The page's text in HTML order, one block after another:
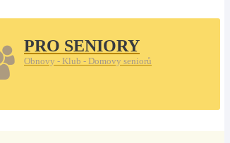
PRO SENIORY
Obnovy - Klub - Domovy seniorů